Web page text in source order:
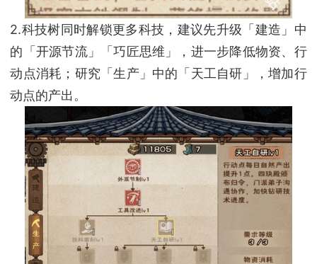
2.科技树同时解锁更多科技，建议先升级「建造」中
的「开源节流」「巧匠思维」，进一步降低物资、行
动点消耗；研究「生产」中的「天工自研」，增加行
动点的产出。